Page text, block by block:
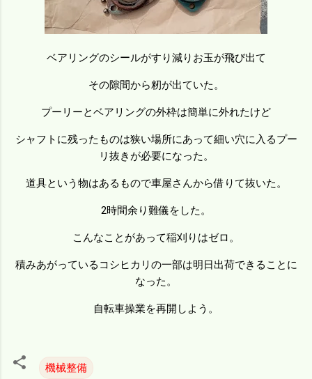
ベアリングのシールがすり減りお玉が飛び出て
その隙間から籾が出ていた。
プーリーとベアリングの外枠は簡単に外れたけど
シャフトに残ったものは狭い場所にあって細い穴に入るプー
リ抜きが必要になった。
道具という物はあるもので車屋さんから借りて抜いた。
2時間余り難儀をした。
こんなことがあって稲刈りはゼロ。
積みあがっているコシヒカリの一部は明日出荷できることに
なった。
自転車操業を再開しよう。
機械整備